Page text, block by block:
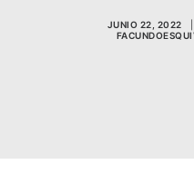
JUNIO 22, 2022